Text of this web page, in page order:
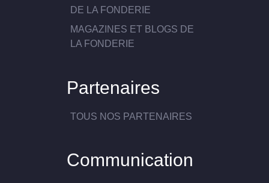
DE LA FONDERIE
MAGAZINES ET BLOGS DE
LA FONDERIE
Partenaires
TOUS NOS PARTENAIRES
Communication